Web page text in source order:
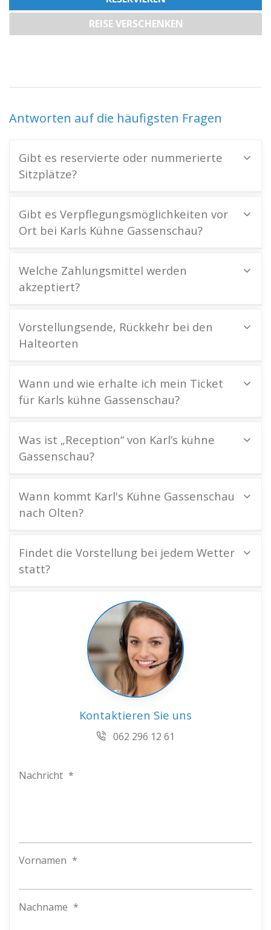
REISE VERSCHENKEN
Antworten auf die häufigsten Fragen
Gibt es reservierte oder nummerierte
Sitzplätze?
Gibt es Verpflegungsmöglichkeiten vor
Ort bei Karls Kühne Gassenschau?
Welche Zahlungsmittel werden
akzeptiert?
Vorstellungsende, Rückkehr bei den
Halteorten
Wann und wie erhalte ich mein Ticket
für Karls kühne Gassenschau?
Was ist „Reception“ von Karl’s kühne
Gassenschau?
Wann kommt Karl's Kühne Gassenschau
nach Olten?
Findet die Vorstellung bei jedem Wetter
statt?
Kontaktieren Sie uns
062 296 12 61
Nachricht *
Vornamen *
Nachname *